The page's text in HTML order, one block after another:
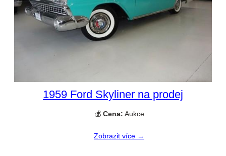
1959 Ford Skyliner na prodej
💰 Cena: Aukce
Zobrazit více →